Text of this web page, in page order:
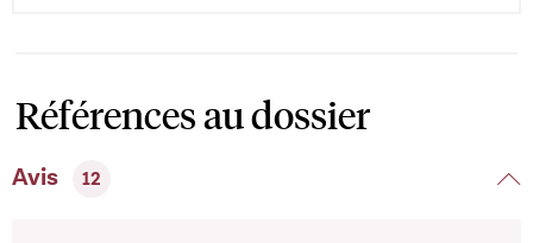
Références au dossier
Avis 12